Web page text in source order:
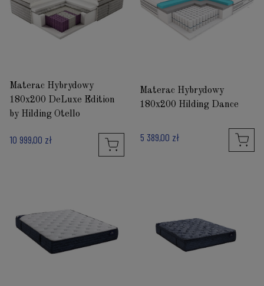
Materac Hybrydowy
180x200 DeLuxe Edition
by Hilding Otello
10 999,00 zł
Materac Hybrydowy
180x200 Hilding Dance
5 389,00 zł